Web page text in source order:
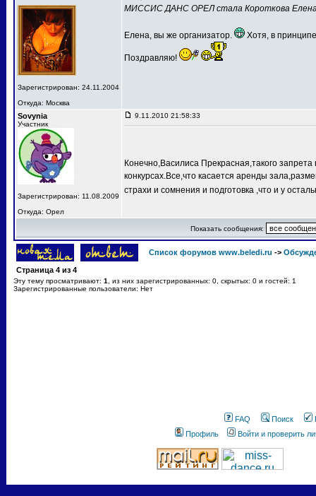
Зарегистрирован: 24.11.2004
Откуда: Москва
МИССИС ДАНС ОРЕЛ стала Короткова
Елена, вы же организатор. Хотя, в
Поздравляю!
Sovynia
Участник
Зарегистрирован: 11.08.2009
Откуда: Орел
9.11.2010 21:58:33
Конечно,Василиса Прекрасная,такого
конкурсах.Все,что касается аренды
страхи и сомнения и подготовка ,что и у
Показать сообщения:
Список форумов www.beledi.ru ->
Страница 4 из 4
Эту тему просматривают: 1
, из них зарегистрированных: 0, скрытых: 0 и гостей: 1
Зарегистрированные пользователи: Нет
FAQ Поиск
Профиль
Войти и проверить